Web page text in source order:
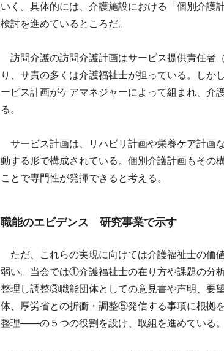
いく。具体的には、介護施設における「個別介護
検討を進めているところだ。
訪問介護の訪問介護計画はサービス提供責任者
り、サ責の多くは介護福祉士が担っている。しか
ービス計画がケアマネジャーによって組まれ、介
る。
サービス計画は、リハビリ計画や栄養ケア計画
動する形で構成されている。個別介護計画もその
ことで専門性が発揮できると考える。
職能のエビデンス 研究事業で示す
ただ、これらの実現に向けては介護福祉士の価
弱い。当会では①介護福祉士の在り方や課題の分
整理し調整③職能団体としての意見書や声明、要
体、厚労省との折衝・調整⑤発信する事項に根拠
整理――の５つの役割を設け、取組を進めている。